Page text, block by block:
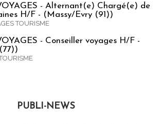
- Alternant(e) Chargé(e) de
H/F - (Massy/Evry (91))
TOURISME
- Conseiller voyages H/F -
PUBLI-NEWS